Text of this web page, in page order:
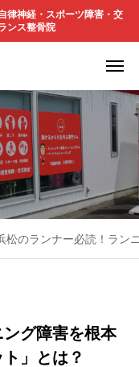
律神経・スポーツ障害・交
ンス整骨院
松のランナー必読！ラン
グ障害を根本
」とは？